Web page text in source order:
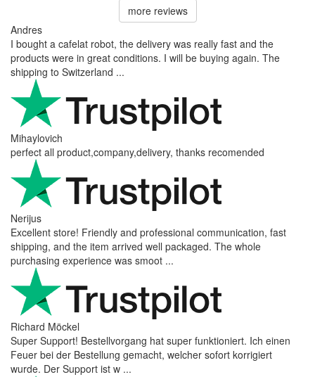
more reviews
Andres
I bought a cafelat robot, the delivery was really fast and the
products were in great conditions. I will be buying again. The
shipping to Switzerland ...
Mihaylovich
perfect all product,company,delivery, thanks recomended
Nerijus
Excellent store! Friendly and professional communication, fast
shipping, and the item arrived well packaged. The whole
purchasing experience was smoot ...
Richard Möckel
Super Support! Bestellvorgang hat super funktioniert. Ich einen
Feuer bei der Bestellung gemacht, welcher sofort korrigiert
wurde. Der Support ist w ...